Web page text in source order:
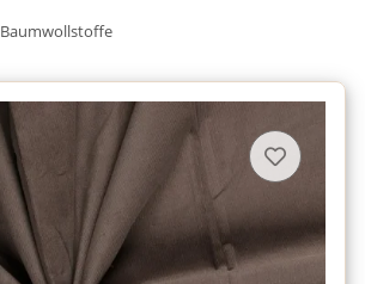
Baumwollstoffe